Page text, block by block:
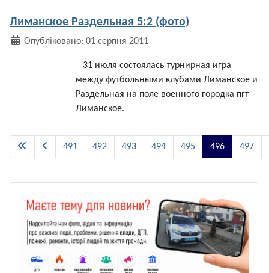
Лиманское Раздельная 5:2 (фото)
ДеталіОпубліковано: 01 серпня 2011
31 июля состоялась турнирная игра
между футбольными клубами Лиманское и
Раздельная на поле военного городка пгт
Лиманское.
Сторінка 496 із 513
491 492 493 494 495 496 497